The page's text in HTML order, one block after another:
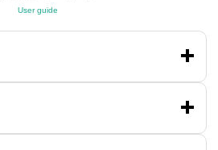
User guide